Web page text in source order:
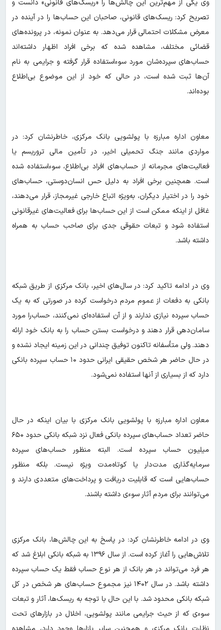
وی یکی از مهم‌ترین این چالش‌ها را «ریسک‌های قانونی» دانست و
تصریح کرد: ریسک‌های قانونی، صاحبان این حساب‌ها را در آینده در
معرض مشکلات احتمالی قرار می‌دهد. به عنوان نمونه، در پرونده‌های
قضائی مختلف، مشاهده شده که برخی افراد اظهار داشته‌اند
حساب‌های سپرده‌شان مورد سوءاستفاده قرار گرفته و جرایمی به نام
آن‌ها ثبت شده است، در حالی که خود از این موضوع بی‌اطلاع
بوده‌اند.
معاون اداره مبارزه با پولشویی بانک مرکزی، خاطرنشان کرد: در
مواردی مانند جنگ تحمیلی اخیر، در تأمین مالی تروریسم یا
فعالیت‌های مجرمانه از حساب‌های افراد بی‌اطلاع، سوءاستفاده شده
است. همچنین برخی افراد به دلیل حس انسان‌دوستی، حساب‌های
خود را در اختیار دیگران، به‌ویژه اتباع خارجی غیرمجاز، قرار می‌دهند،
غافل از اینکه ممکن است از این حساب‌ها برای فعالیت‌های غیرقانونی
استفاده شود و تبعات حقوقی جدی برای صاحب حساب به همراه
داشته باشد.
وی در ادامه تاکید کرد: در سال‌های اخیر، بانک مرکزی از طریق شبکه
بانکی به دفعات از عموم مردم درخواست کرده در صورتی که به یک
حساب سپرده نیازی ندارند و از آن استفاده‌ای نمی‌کنند، حساب‌را مورد
سامان‌دهی قرار دهند و درخواست بستن حساب را به بانک خود ارائه
دهند. ولی متأسفانه تاکنون توفیق چندانی در این زمینه ایجاد نشده و
در حال حاضر هر شخص حقیقی ایرانی حدود ۱۰ حساب سپرده بانکی
دارد که از بسیاری از آنها استفاده نمی‌شود.
معاون اداره مبارزه با پولشویی بانک مرکزی با بیان اینکه در حال
حاضر تعداد حساب‌های سپرده بانکی فعال نزد شبکه بانکی حدود ۶۵۰
میلیون حساب سپرده است. البته منظور حساب‌های سپرده
سرمایه‌گذاری مدت‌دار یا کوتاه‌مدت ویژه نیست. بلکه منظور
حساب‌هایی است که قابلیت دریافت و پرداخت‌های متعددی دارند و
می‌توانند برای مردم آثار سوءی داشته باشند.
وی در ادامه خاطرنشان کرد: در پاسخ به این چالش‌ها، بانک مرکزی
تلاش‌هایی را آغاز کرده است. از سال ۱۳۹۶ به شبکه بانکی ابلاغ شد که
هر فرد می‌تواند در هر بانک از هر نوع حساب فقط یک حساب سپرده
داشته باشد. در سال ۱۴۰۲ نیز مجموع حساب‌های هر شخص در کل
شبکه بانکی محدود شد. با این حال با توجه به ریسک‌ها، آثار و تبعات
سوءی که از حیث جرایمی مانند پولشویی، اخلال در بازارهای تحت